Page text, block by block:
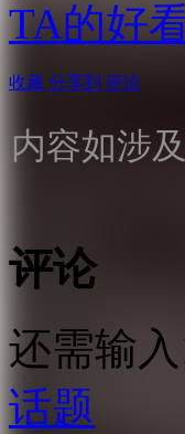
TA的好
收藏 分享到 评论
内容如涉
评论
还需输
话题